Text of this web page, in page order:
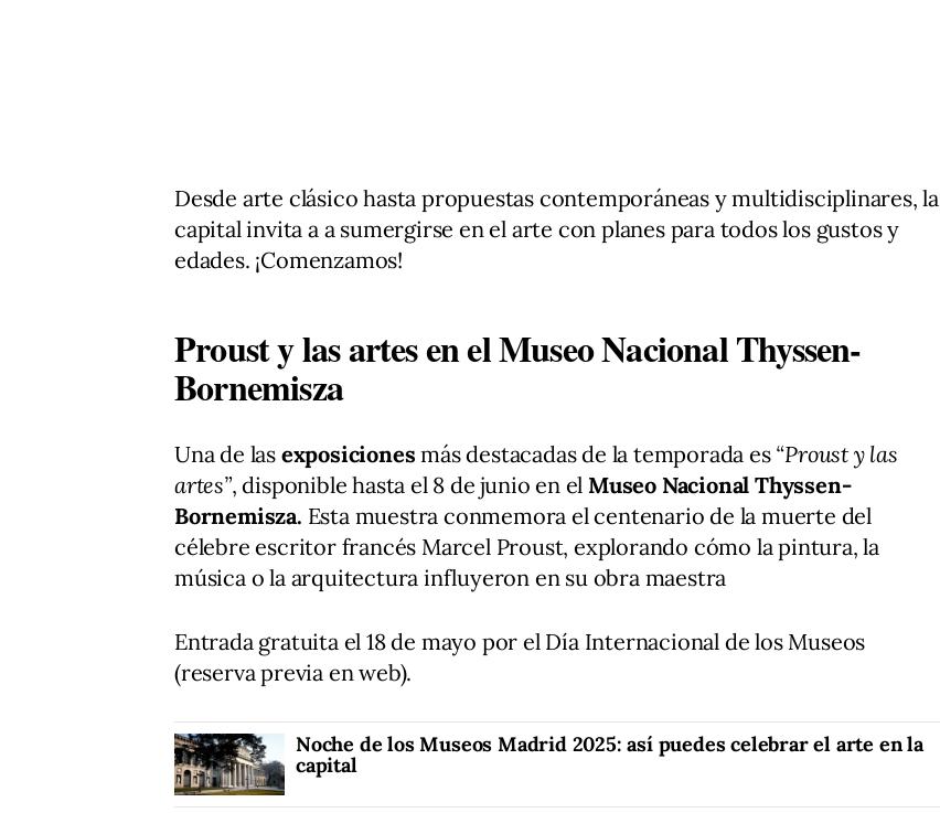
Desde arte clásico hasta propuestas contemporáneas y multidisciplinares, la
capital invita a a sumergirse en el arte con planes para todos los gustos y
edades. ¡Comenzamos!
Proust y las artes en el Museo Nacional Thyssen-
Bornemisza
Una de las exposiciones más destacadas de la temporada es “Proust y las
artes”, disponible hasta el 8 de junio en el Museo Nacional Thyssen-
Bornemisza. Esta muestra conmemora el centenario de la muerte del
célebre escritor francés Marcel Proust, explorando cómo la pintura, la
música o la arquitectura influyeron en su obra maestra
Entrada gratuita el 18 de mayo por el Día Internacional de los Museos
(reserva previa en web).
Noche de los Museos Madrid 2025: así puedes celebrar el arte en la
capital